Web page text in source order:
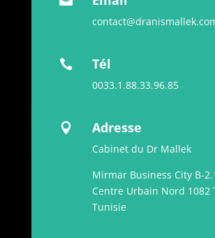
 Tél
0033.1.88.33.96.85
 Adresse
Cabinet du Dr Mallek
Mirmar Business City B-
Centre Urbain Nord 1082
Tunisie